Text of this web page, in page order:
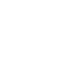
る了“犯罪受害者